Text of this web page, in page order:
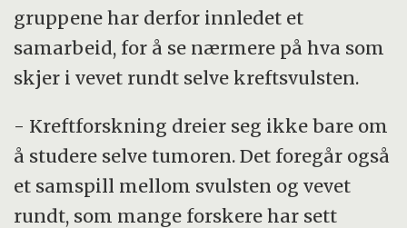
gruppene har derfor innledet et
samarbeid, for å se nærmere på hva som
skjer i vevet rundt selve kreftsvulsten.
- Kreftforskning dreier seg ikke bare om
å studere selve tumoren. Det foregår også
et samspill mellom svulsten og vevet
rundt, som mange forskere har sett